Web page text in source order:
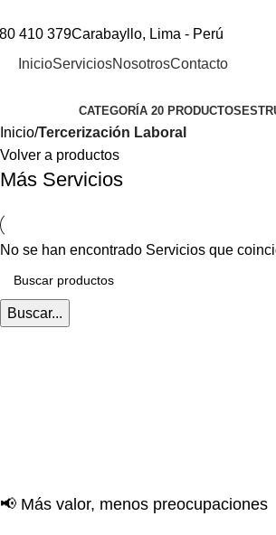
410 379Carabayllo, Lima - Perú
InicioServiciosNosotrosContacto
Tercerización Laboral
CATEGORÍA 20 PRODUCTOS
Inicio Tercerización Laboral
Volver a productos
Más Servicios
No se han encontrado Servicios que
Buscar...
📢 Más valor, menos preocupaciones